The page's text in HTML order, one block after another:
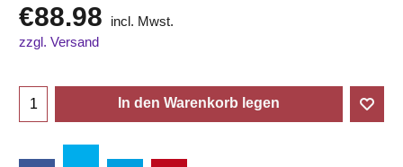
€88.98
incl. Mwst.
zzgl. Versand
In den Warenkorb legen